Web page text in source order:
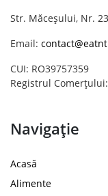
Str. Măceșului, Nr.
Email:
CUI: RO39757359
Registrul Comerțului:
Navigație
Acasă
Alimente